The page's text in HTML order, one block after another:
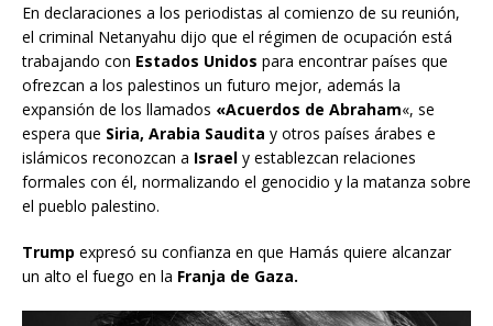
En declaraciones a los periodistas al comienzo de su reunión,
el criminal Netanyahu dijo que el régimen de ocupación está
trabajando con Estados Unidos para encontrar países que
ofrezcan a los palestinos un futuro mejor, además la
expansión de los llamados «Acuerdos de Abraham«, se
espera que Siria, Arabia Saudita y otros países árabes e
islámicos reconozcan a Israel y establezcan relaciones
formales con él, normalizando el genocidio y la matanza sobre
el pueblo palestino.
Trump expresó su confianza en que Hamás quiere alcanzar
un alto el fuego en la Franja de Gaza.